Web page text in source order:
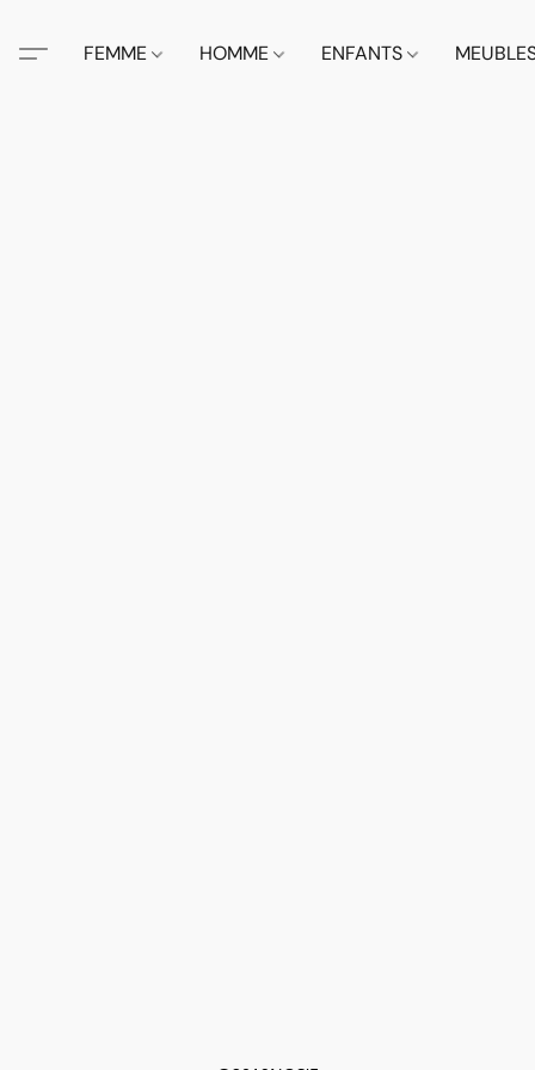
FEMME HOMME ENFANTS